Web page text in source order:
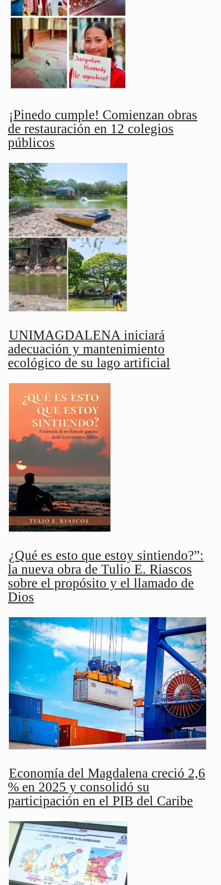
¡Pinedo cumple! Comienzan obras
de restauración en 12 colegios
públicos
UNIMAGDALENA iniciará
adecuación y mantenimiento
ecológico de su lago artificial
¿Qué es esto que estoy sintiendo?”:
la nueva obra de Tulio E. Riascos
sobre el propósito y el llamado de
Dios
Economía del Magdalena creció 2,6
% en 2025 y consolidó su
participación en el PIB del Caribe